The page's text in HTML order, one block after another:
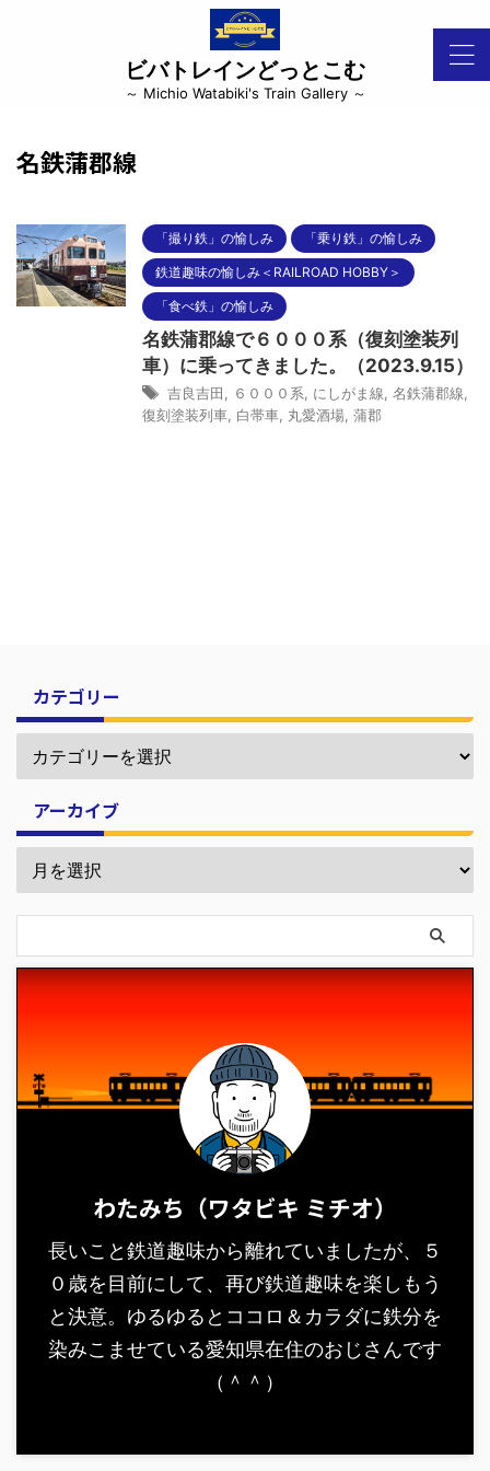
ビバトレインどっとこむ
～ Michio Watabiki's Train Gallery ～
名鉄蒲郡線
「撮り鉄」の愉しみ 「乗り鉄」の愉しみ
鉄道趣味の愉しみ＜RAILROAD HOBBY＞
「食べ鉄」の愉しみ
名鉄蒲郡線で６０００系（復刻塗装列
車）に乗ってきました。（2023.9.15）
吉良吉田 ６０００系 にしがま線 名鉄蒲郡線
復刻塗装列車 白帯車 丸愛酒場 蒲郡
カテゴリー
アーカイブ
わたみち（ワタビキ ミチオ）
長いこと鉄道趣味から離れていましたが、５
０歳を目前にして、再び鉄道趣味を楽しもう
と決意。ゆるゆるとココロ＆カラダに鉄分を
染みこませている愛知県在住のおじさんです
（＾＾）